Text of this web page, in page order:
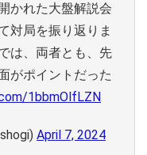
かれた大盤解説会
対局を振り返りま
は、両者とも、先
がポイントだった
1bbmOlfLZN
April 7, 2024